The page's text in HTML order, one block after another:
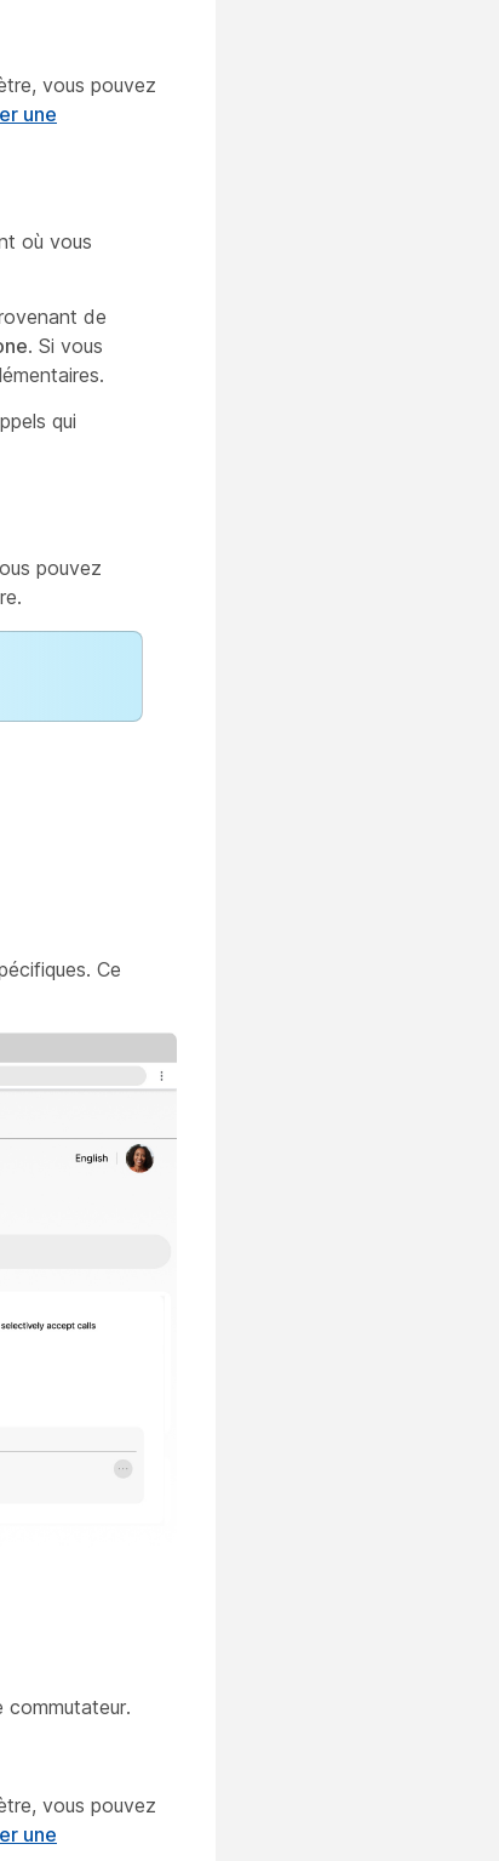
vous pouvez
une
où vous
de
. Si vous
qui
pouvez
Ce
vous pouvez
une